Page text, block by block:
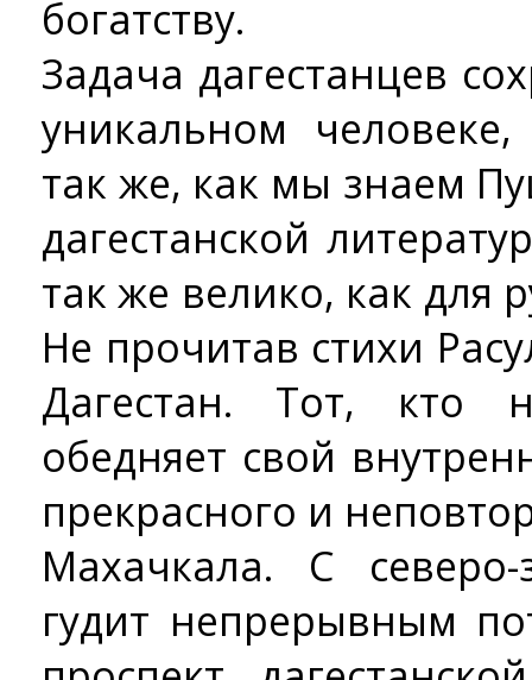
богатству.
Задача дагестанцев
уникальном
так же, как мы знаем
дагестанской
так же велико, как для
Не прочитав стихи
Дагестан. Тот, кто
обедняет свой
прекрасного и
Махачкала. С
гудит непрерывным